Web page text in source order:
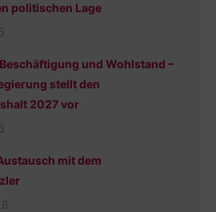
politischen Lage
und Wohlstand –
stellt den
2027 vor
mit dem